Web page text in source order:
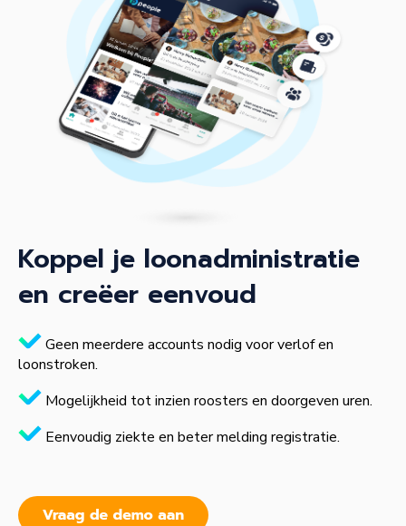
Koppel je loonadministratie
en creëer eenvoud
Geen meerdere accounts nodig voor verlof en
loonstroken.
Mogelijkheid tot inzien roosters en doorgeven uren.
Eenvoudig ziekte en beter melding registratie.